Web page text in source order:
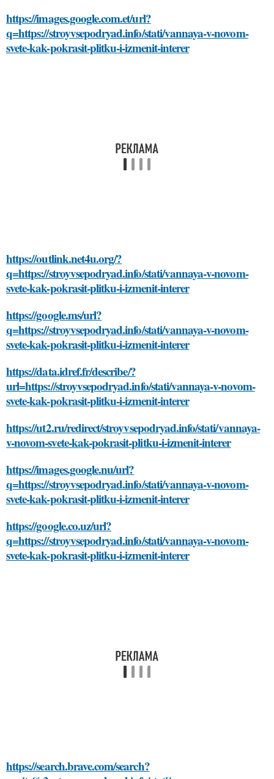
https://images.google.com.et/url?
q=https://stroyvsepodryad.info/stati/vannaya-v-novom-
svete-kak-pokrasit-plitku-i-izmenit-interer
https://outlink.net4u.org/?
q=https://stroyvsepodryad.info/stati/vannaya-v-novom-
svete-kak-pokrasit-plitku-i-izmenit-interer
https://google.ms/url?
q=https://stroyvsepodryad.info/stati/vannaya-v-novom-
svete-kak-pokrasit-plitku-i-izmenit-interer
https://data.idref.fr/describe/?
url=https://stroyvsepodryad.info/stati/vannaya-v-novom-
svete-kak-pokrasit-plitku-i-izmenit-interer
https://ut2.ru/redirect/stroyvsepodryad.info/stati/vannaya-
v-novom-svete-kak-pokrasit-plitku-i-izmenit-interer
https://images.google.nu/url?
q=https://stroyvsepodryad.info/stati/vannaya-v-novom-
svete-kak-pokrasit-plitku-i-izmenit-interer
https://google.co.uz/url?
q=https://stroyvsepodryad.info/stati/vannaya-v-novom-
svete-kak-pokrasit-plitku-i-izmenit-interer
https://search.brave.com/search?